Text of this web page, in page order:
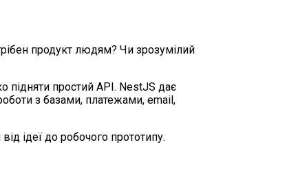
продукт людям? Чи зрозумілий
підняти простий API. NestJS дає
з базами, платежами, email,
ідеї до робочого прототипу.